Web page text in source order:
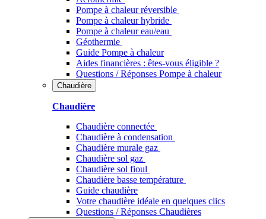
Pompe à chaleur réversible
Pompe à chaleur hybride
Pompe à chaleur​ eau/eau
Géothermie
Guide Pompe à chaleur
Aides financières : êtes-vous éligible ?
Questions / Réponses Pompe à chaleur
Chaudière
Chaudière
Chaudière connectée
Chaudière à condensation
Chaudière murale gaz
Chaudière sol gaz
Chaudière sol fioul
Chaudière basse température
Guide chaudière
Votre chaudière idéale en quelques clics
Questions / Réponses Chaudières